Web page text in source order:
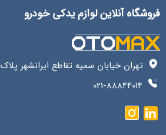
فروشگاه آنلاین لوازم یدکی خودرو
تهران خیابان سمیه تقاطع ایرانشهر پلاک 192 طبقه سوم واحد 11
021-88844014